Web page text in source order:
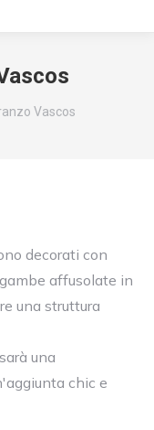
Vascos
decorati con
affusolate in
una struttura
una
chic e